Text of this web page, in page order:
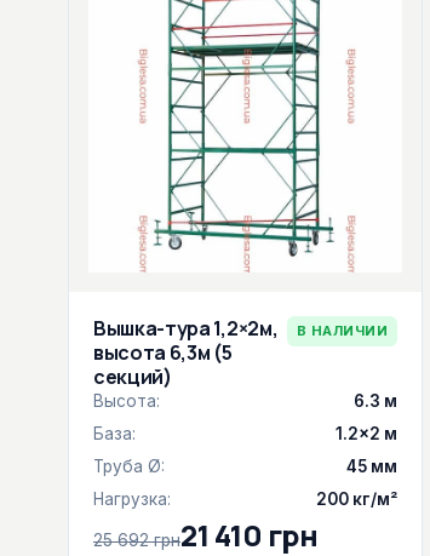
Вышка-тура 1,2×2м,
высота 6,3м (5
секций)
В НАЛИЧИИ
Высота:
6.3 м
База:
1.2×2 м
Труба Ø:
45 мм
Нагрузка:
200 кг/м²
25 692 грн21 410 грн